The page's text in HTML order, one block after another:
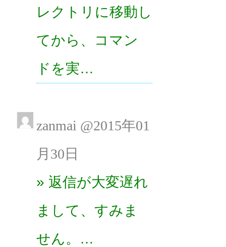
レクトリに移動し
てから、コマン
ドを実…
zanmai @2015年01
月30日
» 返信が大変遅れ
まして、すみま
せん。…